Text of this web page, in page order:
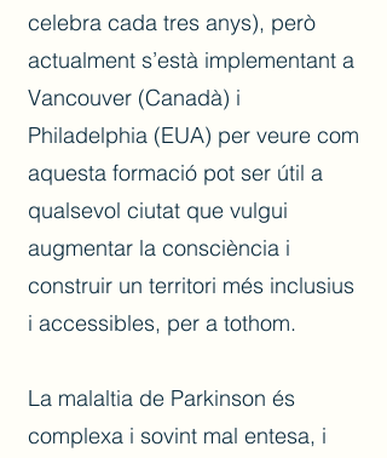
celebra cada tres anys), però
actualment s’està implementant a
Vancouver (Canadà) i
Philadelphia (EUA) per veure com
aquesta formació pot ser útil a
qualsevol ciutat que vulgui
augmentar la consciència i
construir un territori més inclusius
i accessibles, per a tothom.
La malaltia de Parkinson és
complexa i sovint mal entesa, i